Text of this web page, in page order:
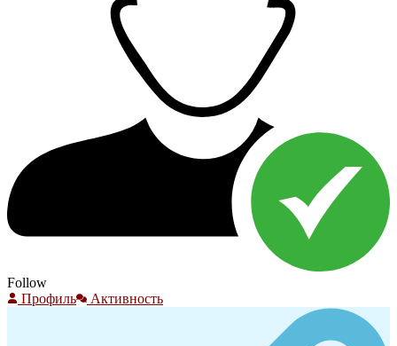
Follow
Профиль
Активность